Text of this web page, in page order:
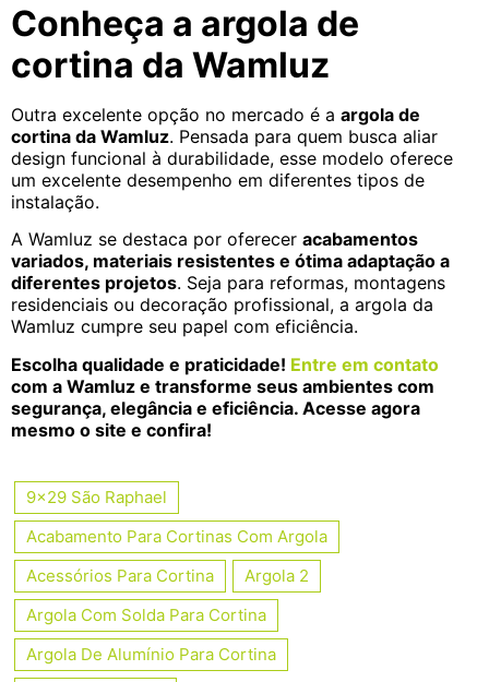
Conheça a argola de
cortina da Wamluz
Outra excelente opção no mercado é a argola de
cortina da Wamluz. Pensada para quem busca aliar
design funcional à durabilidade, esse modelo oferece
um excelente desempenho em diferentes tipos de
instalação.
A Wamluz se destaca por oferecer acabamentos
variados, materiais resistentes e ótima adaptação a
diferentes projetos. Seja para reformas, montagens
residenciais ou decoração profissional, a argola da
Wamluz cumpre seu papel com eficiência.
Escolha qualidade e praticidade! Entre em contato
com a Wamluz e transforme seus ambientes com
segurança, elegância e eficiência. Acesse agora
mesmo o site e confira!
9x29 São Raphael
Acabamento Para Cortinas Com Argola
Acessórios Para Cortina
Argola 2
Argola Com Solda Para Cortina
Argola De Alumínio Para Cortina